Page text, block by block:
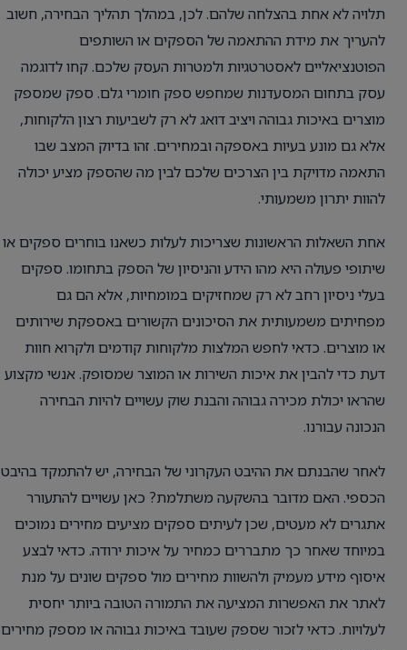
תלויה לא אחת בהצלחה שלהם. לכן, במהלך תהליך הבחירה, חשוב
להעריך את מידת ההתאמה של הספקים או השותפים
הפוטנציאליים לאסטרטגיות ולמטרות העסק שלכם. קחו לדוגמה
עסק בתחום המסעדנות שמחפש ספק חומרי גלם. ספק שמספק
מוצרים באיכות גבוהה ויציב דואג לא רק לשביעות רצון הלקוחות,
אלא גם מונע בעיות באספקה ובמחירים. זהו בדיוק המצב שבו
התאמה מדויקת בין הצרכים שלכם לבין מה שהספק מציע יכולה
להוות יתרון משמעותי.
אחת השאלות הראשונות שצריכות לעלות כשאנו בוחרים ספקים או
שיתופי פעולה היא מהו הידע והניסיון של הספק בתחומו. ספקים
בעלי ניסיון רחב לא רק שמחזיקים במומחיות, אלא הם גם
מפחיתים משמעותית את הסיכונים הקשורים באספקת שירותים
או מוצרים. כדאי לחפש המלצות מלקוחות קודמים ולקרוא חוות
דעת כדי להבין את איכות השירות או המוצר שמסופק. אנשי מקצוע
שהראו יכולת מכירה גבוהה והבנת שוק עשויים להיות הבחירה
הנכונה עבורנו.
לאחר שהבנתם את ההיבט העקרוני של הבחירה, יש להתמקד בהיבט
הכספי. האם מדובר בהשקעה משתלמת? כאן עשויים להתעורר
אתגרים לא מעטים, שכן לעיתים ספקים מציעים מחירים נמוכים
במיוחד שאחר כך מתבררים כמחיר על איכות ירודה. כדאי לבצע
איסוף מידע מעמיק ולהשוות מחירים מול ספקים שונים על מנת
לאתר את האפשרות המציעה את התמורה הטובה ביותר יחסית
לעלויות. כדאי לזכור שספק שעובד באיכות גבוהה או מספק מחירים